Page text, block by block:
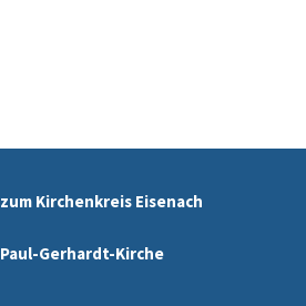
zum Kirchenkreis Eisenach
Paul-Gerhardt-Kirche